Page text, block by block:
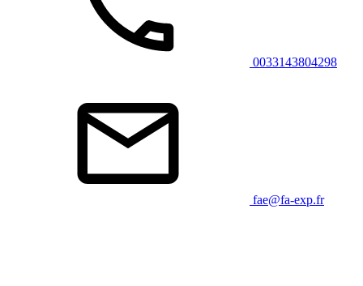
0033143804298
fae@fa-exp.fr